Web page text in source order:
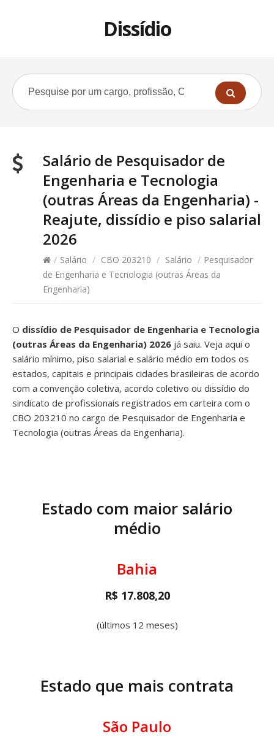
Dissídio
Salário de Pesquisador de
Engenharia e Tecnologia
(outras Áreas da Engenharia) -
Reajute, dissídio e piso salarial
2026
/ Salário / CBO 203210 / Salário / Pesquisador
de Engenharia e Tecnologia (outras Áreas da
Engenharia)
O dissídio de Pesquisador de Engenharia e Tecnologia
(outras Áreas da Engenharia) 2026 já saiu. Veja aqui o
salário mínimo, piso salarial e salário médio em todos os
estados, capitais e principais cidades brasileiras de acordo
com a convenção coletiva, acordo coletivo ou dissídio do
sindicato de profissionais registrados em carteira com o
CBO 203210 no cargo de Pesquisador de Engenharia e
Tecnologia (outras Áreas da Engenharia).
Estado com maior salário
médio
Bahia
R$ 17.808,20
(últimos 12 meses)
Estado que mais contrata
São Paulo